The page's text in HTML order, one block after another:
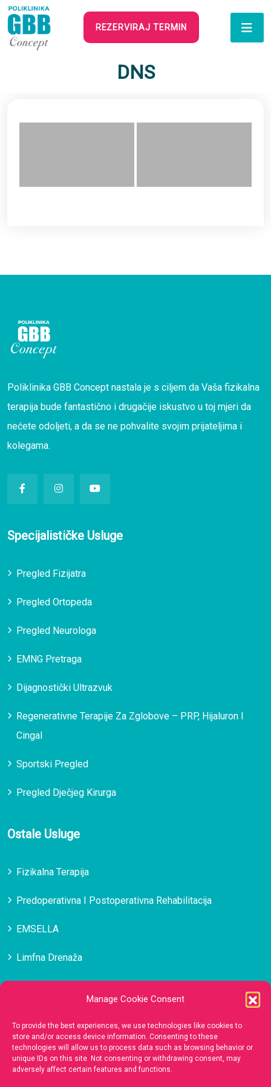
Manage Cookie Consent
To provide the best experiences, we use technologies like cookies to
store and/or access device information. Consenting to these
technologies will allow us to process data such as browsing behavior or
unique IDs on this site. Not consenting or withdrawing consent, may
adversely affect certain features and functions.
REZERVIRAJ TERMIN
DNS
Poliklinika GBB Concept nastala je s ciljem da Vaša fizikalna
terapija bude fantastično i drugačije iskustvo u toj mjeri da
nećete odoljeti, a da se ne pohvalite svojim prijateljima i
kolegama.
Specijalističke Usluge
Pregled Fizijatra
Pregled Ortopeda
Pregled Neurologa
EMNG Pretraga
Dijagnostički Ultrazvuk
Regenerativne Terapije Za Zglobove – PRP, Hijaluron I
Cingal
Sportski Pregled
Pregled Dječjeg Kirurga
Ostale Usluge
Fizikalna Terapija
Predoperativna I Postoperativna Rehabilitacija
EMSELLA
Limfna Drenaža
Kontakt